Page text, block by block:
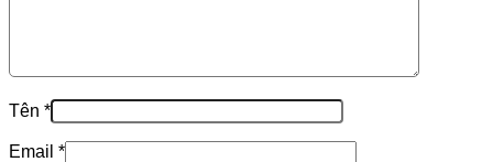
Tên *
Email *